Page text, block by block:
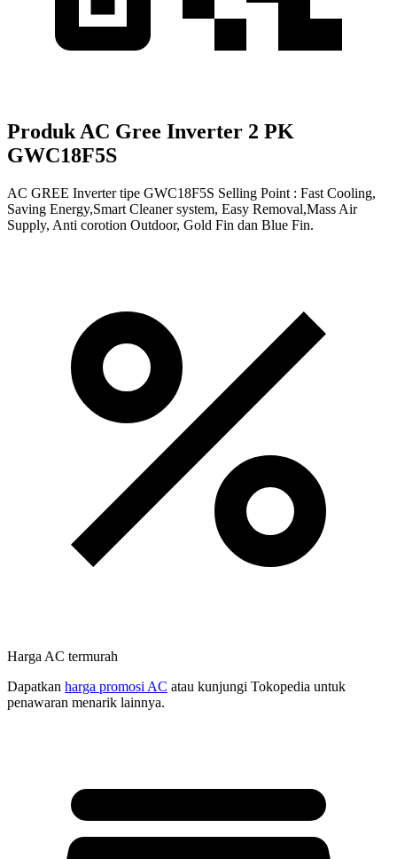
Produk AC Gree Inverter 2 PK
GWC18F5S
AC GREE Inverter tipe GWC18F5S Selling Point : Fast Cooling,
Saving Energy,Smart Cleaner system, Easy Removal,Mass Air
Supply, Anti corotion Outdoor, Gold Fin dan Blue Fin.
Harga AC termurah
Dapatkan harga promosi AC atau kunjungi Tokopedia untuk
penawaran menarik lainnya.